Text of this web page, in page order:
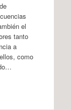
el
tanto
a
como